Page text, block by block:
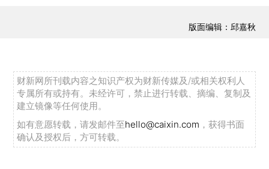
版面编辑：邱嘉秋
财新网所刊载内容之知识产权为财新传媒及/或相关权利人
专属所有或持有。未经许可，禁止进行转载、摘编、复制及
建立镜像等任何使用。
如有意愿转载，请发邮件至hello@caixin.com ，获得书面
确认及授权后，方可转载。